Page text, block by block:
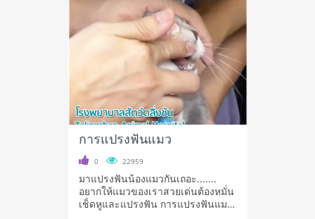
การแปรงฟันแมว
0 22959
มาแปรงฟันน้องแมวกันเถอะ.......
อยากให้แมวของเราสวยเด่นต้องหมั่น
เช็ดหูและแปรงฟัน การแปรงฟันแมว